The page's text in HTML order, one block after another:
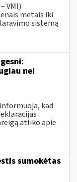
VMI)
metais iki
sistemą
nei
kad
atliko apie
sumokėtas